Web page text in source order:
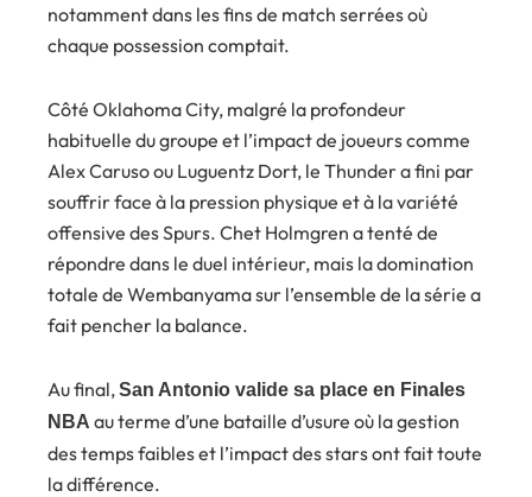
notamment dans les fins de match serrées où
chaque possession comptait.
Côté Oklahoma City, malgré la profondeur
habituelle du groupe et l’impact de joueurs comme
Alex Caruso ou Luguentz Dort, le Thunder a fini par
souffrir face à la pression physique et à la variété
offensive des Spurs. Chet Holmgren a tenté de
répondre dans le duel intérieur, mais la domination
totale de Wembanyama sur l’ensemble de la série a
fait pencher la balance.
Au final,San Antonio valide sa place en Finales
NBA au terme d’une bataille d’usure où la gestion
des temps faibles et l’impact des stars ont fait toute
la différence.